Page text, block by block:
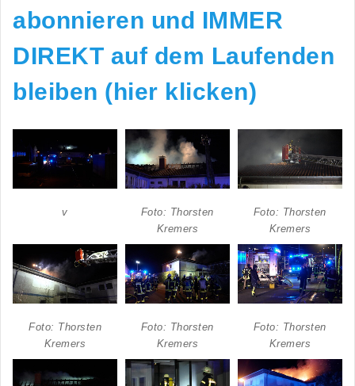
abonnieren und IMMER
DIREKT auf dem Laufenden
bleiben (hier klicken)
v
Foto: Thorsten
Kremers
Foto: Thorsten
Kremers
Foto: Thorsten
Kremers
Foto: Thorsten
Kremers
Foto: Thorsten
Kremers